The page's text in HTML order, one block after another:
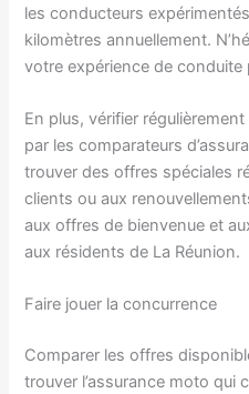
les conducteurs
kilomètres annuellement.
votre expérience de conduite
En plus, vérifier
par les comparateurs
trouver des offres spéciales
clients ou aux
aux offres de bienvenue et
aux résidents de La Réunion.
Faire jouer la concurrence
Comparer les offres
trouver l’assurance moto qui